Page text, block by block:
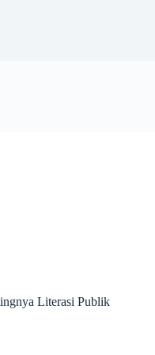
Literasi Publik